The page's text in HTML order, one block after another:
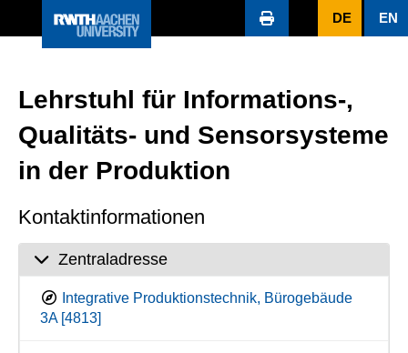
DE EN
Lehrstuhl für Informations-,
Qualitäts- und Sensorsysteme
in der Produktion
Kontaktinformationen
Zentraladresse
Integrative Produktionstechnik, Bürogebäude
3A [4813]